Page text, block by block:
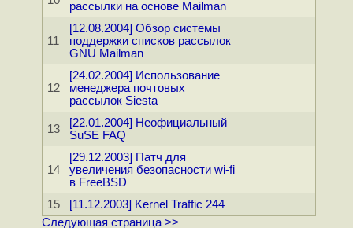
рассылки на основе Mailman
11
[12.08.2004] Обзор системы
поддержки списков рассылок
GNU Mailman
12
[24.02.2004] Использование
менеджера почтовых
рассылок Siesta
13
[22.01.2004] Неофициальный
SuSE FAQ
14
[29.12.2003] Патч для
увеличения безопасности wi-fi
в FreeBSD
15
[11.12.2003] Kernel Traffic 244
Следующая страница >>